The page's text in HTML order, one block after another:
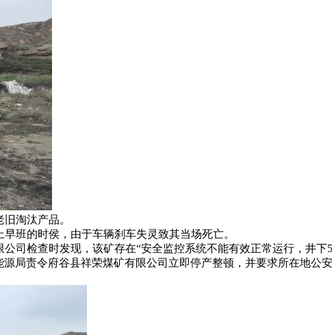
淘汰产品。
班的时侯，由于车辆刹车失灵致其当场死亡。
司检查时发现，该矿存在“安全监控系统不能有效正常运行，井
源局责令府谷县祥荣煤矿有限公司立即停产整顿，并要求所在地